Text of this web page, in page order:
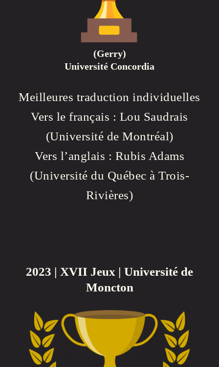
(Gerry)
Université Concordia
Meilleures traduction individuelles
Vers le français : Lou Saudrais
(Université de Montréal)
Vers l’anglais : Rubis Adams
(Université du Québec à Trois-
Rivières)
2023 | XVII Jeux | Université de
Moncton